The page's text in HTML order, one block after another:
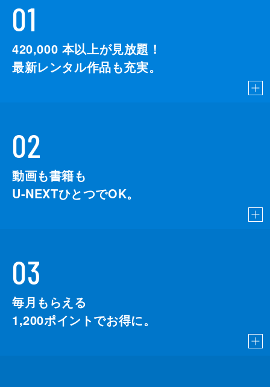
01
420,000 本以上が見放題！
最新レンタル作品も充実。
02
動画も書籍も
U-NEXTひとつでOK。
03
毎月もらえる
1,200ポイントでお得に。